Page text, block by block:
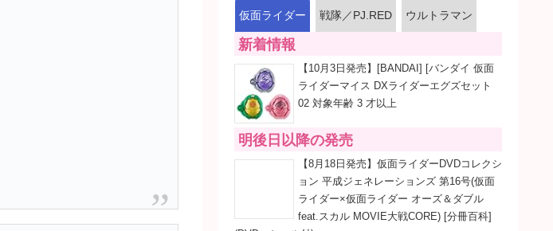
仮面ライダー 戦隊／PJ.RED ウルトラマン
新着情報
【10月3日発売】[BANDAI] [バンダイ 仮面
ライダーマイス DXライダーエグズセット
02 対象年齢 3 才以上
明後日以降の発売
【8月18日発売】仮面ライダーDVDコレクシ
ョン 平成ジェネレーションズ 第16号(仮面
ライダー×仮面ライダー オーズ＆ダブル
feat.スカル MOVIE大戦CORE) [分冊百科]